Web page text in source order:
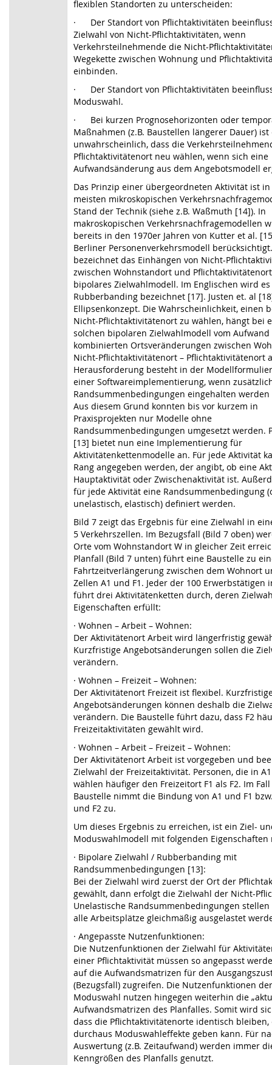
flexiblen Standorten zu unterscheiden:
· Der Standort von Pflichtaktivitäten
Zielwahl von Nicht-Pflichtaktivitäten, wenn
Verkehrsteilnehmende die Nicht-
Wegekette zwischen Wohnung und
einbinden.
· Der Standort von Pflichtaktivitäten
Moduswahl.
· Bei kurzen Prognosehorizonten oder
Maßnahmen (z.B. Baustellen längerer Dauer) ist
unwahrscheinlich, dass die
Pflichtaktivitätenort neu wählen, wenn sich eine
Aufwandsänderung aus dem Angebotsmodell
Das Prinzip einer übergeordneten Aktivität ist
meisten mikroskopischen
Stand der Technik (siehe z.B. Waßmuth [14]). In
makroskopischen Verkehrs­nachfragemodellen
bereits in den 1970er Jahren von Kutter et al.
Berliner Personenverkehrsmodell
bezeichnet das Einhängen von Nicht-
zwischen Wohnstandort und
bipolares Zielwahlmodell. Im Englischen wird es
Rubberbanding bezeichnet [17]. Justen et. al
Ellipsenkonzept. Die Wahrscheinlichkeit, einen
Nicht-Pflichtaktivitätenort zu wählen, hängt bei
solchen bipolaren Zielwahlmodell vom Aufwand
kombinierten Ortsveränderungen zwischen
Nicht-Pflichtaktivitätenort – Pflichtaktivitätenort
Herausforderung besteht in der
einer Softwareimplementierung, wenn
Randsummenbedingungen eingehalten werden
Aus diesem Grund konnten bis vor kurzem in
Praxisprojekten nur Modelle ohne
Randsummenbedingungen umgesetzt werden.
[13] bietet nun eine Implementierung für
Aktivitätenkettenmodelle an. Für jede Aktivität
Rang angegeben werden, der angibt, ob eine
Hauptaktivität oder Zwischenaktivität ist.
für jede Aktivität eine Randsummenbedingung
unelastisch, elastisch) definiert werden.
Bild 7 zeigt das Ergebnis für eine Zielwahl in
5 Verkehrszellen. Im Bezugsfall (Bild 7 oben)
Orte vom Wohnstandort W in gleicher Zeit
Planfall (Bild 7 unten) führt eine Baustelle zu
Fahrtzeitverlängerung zwischen dem Wohnort
Zellen A1 und F1. Jeder der 100 Erwerbstätigen
führt drei Aktivitätenketten durch, deren
Eigenschaften erfüllt:
· Wohnen – Arbeit – Wohnen:
Der Aktivitätenort Arbeit wird längerfristig
Kurzfristige Angebotsänderungen sollen die
verändern.
· Wohnen – Freizeit – Wohnen:
Der Aktivitätenort Freizeit ist flexibel.
Angebotsänderungen können deshalb die
verändern. Die Baustelle führt dazu, dass F2
Freizeitaktivitäten gewählt wird.
· Wohnen – Arbeit – Freizeit – Wohnen:
Der Aktivitätenort Arbeit ist vorgegeben und
Zielwahl der Freizeitaktivität. Personen, die in
wählen häufiger den Freizeitort F1 als F2. Im
Baustelle nimmt die Bindung von A1 und F1
und F2 zu.
Um dieses Ergebnis zu erreichen, ist ein Ziel-
Moduswahlmodell mit folgenden Eigenschaften
· Bipolare Zielwahl / Rubberbanding mit
Randsummenbedingungen [13]:
Bei der Zielwahl wird zuerst der Ort der
gewählt, dann erfolgt die Zielwahl der Nicht-
Unelastische Randsummenbedingungen stellen
alle Arbeitsplätze gleichmäßig ausgelastet
· Angepasste Nutzenfunktionen:
Die Nutzenfunktionen der Zielwahl für
einer Pflichtaktivität müssen so angepasst
auf die Aufwandsmatrizen für den
(Bezugsfall) zugreifen. Die Nutzenfunktionen der
Moduswahl nutzen hingegen weiterhin die
Aufwandsmatrizen des Planfalles. Somit wird
dass die Pflichtaktivitätenorte identisch bleiben,
durchaus Moduswahleffekte geben kann. Für
Auswertung (z.B. Zeitaufwand) werden immer
Kenngrößen des Planfalls genutzt.